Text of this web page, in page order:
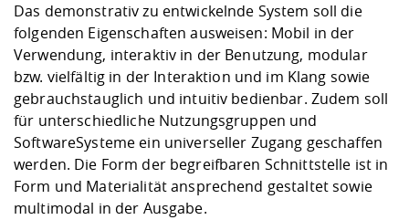
Das demonstrativ zu entwickelnde System soll die
folgenden Eigenschaften ausweisen: Mobil in der
Verwendung, interaktiv in der Benutzung, modular
bzw. vielfältig in der Interaktion und im Klang sowie
gebrauchstauglich und intuitiv bedienbar. Zudem soll
für unterschiedliche Nutzungsgruppen und
SoftwareSysteme ein universeller Zugang geschaffen
werden. Die Form der begreifbaren Schnittstelle ist in
Form und Materialität ansprechend gestaltet sowie
multimodal in der Ausgabe.